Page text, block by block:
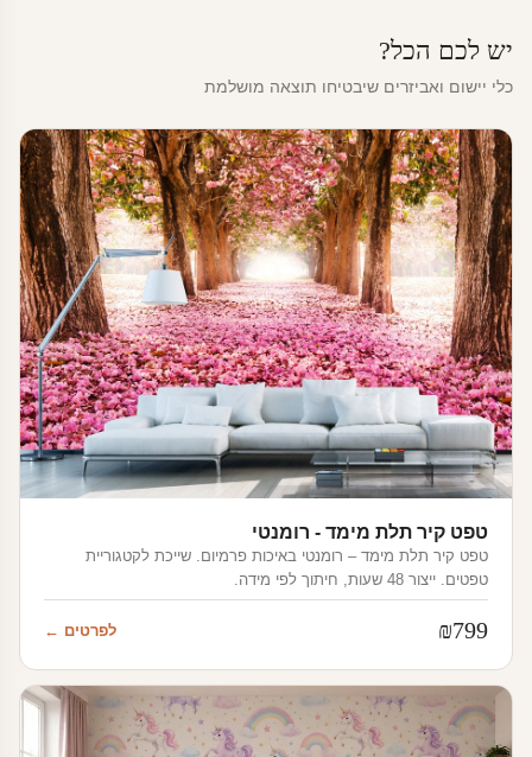
יש לכם הכל?
כלי יישום ואביזרים שיבטיחו תוצאה מושלמת
טפט קיר תלת מימד - רומנטי
טפט קיר תלת מימד – רומנטי באיכות פרמיום. שייכת לקטגוריית
טפטים. ייצור 48 שעות, חיתוך לפי מידה.
₪799 לפרטים ←